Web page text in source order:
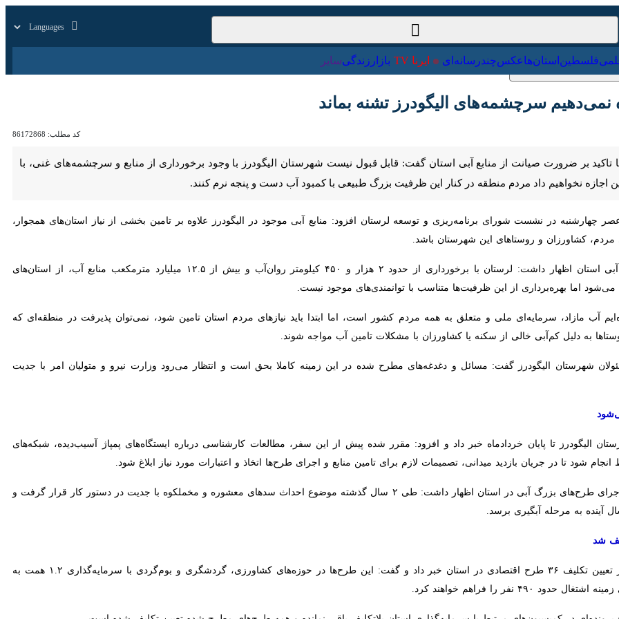
علمی فلسطین استان‌ها عکس چندرسانه‌ای ایرنا TV
سرچشمه‌های الیگودرز تشنه بماند
کد مطلب: 86172868